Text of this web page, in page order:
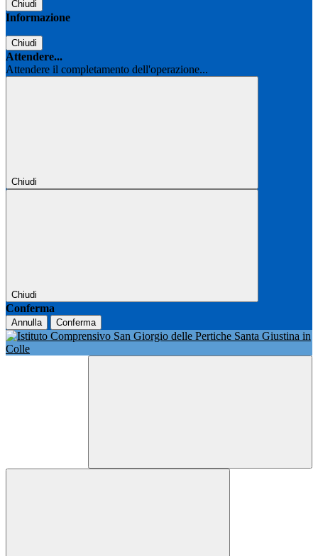
Chiudi
Informazione
Chiudi
Attendere...
Attendere il completamento dell'operazione...
Chiudi
Chiudi
Conferma
Annulla Conferma